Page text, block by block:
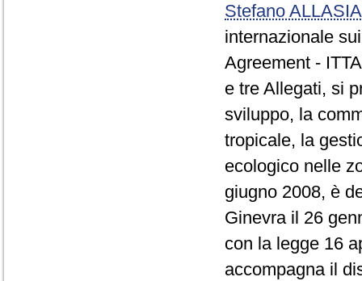
Stefano ALLASIA
internazionale
Agreement -
e tre Allegati, si
sviluppo, la
tropicale, la
ecologico nelle
giugno 2008, è
Ginevra il 26
con la legge 16
accompagna il